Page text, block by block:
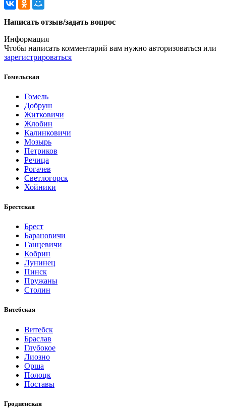
Написать отзыв/задать вопрос
Информация
Чтобы написать комментарий вам нужно авторизоваться или
зарегистрироваться
Гомельская
Гомель
Добруш
Житковичи
Жлобин
Калинковичи
Мозырь
Петриков
Речица
Рогачев
Светлогорск
Хойники
Брестская
Брест
Барановичи
Ганцевичи
Кобрин
Лунинец
Пинск
Пружаны
Столин
Витебская
Витебск
Браслав
Глубокое
Лиозно
Орша
Полоцк
Поставы
Гродненская